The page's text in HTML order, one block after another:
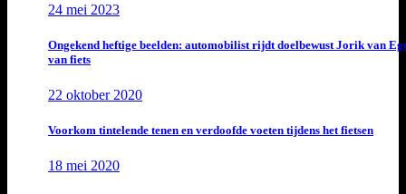
24 mei 2023
Ongekend heftige beelden: automobilist rijdt doelbewust Jorik van
van fiets
22 oktober 2020
Voorkom tintelende tenen en verdoofde voeten tijdens het fietsen
18 mei 2020